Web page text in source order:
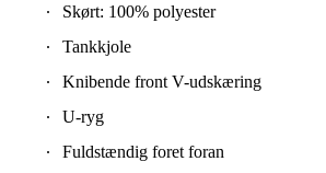
Skørt: 100% polyester
Tankkjole
Knibende front V-udskæring
U-ryg
Fuldstændig foret foran